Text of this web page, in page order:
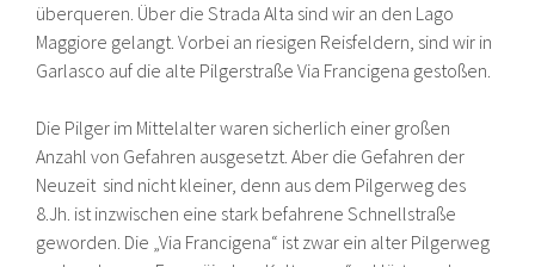
überqueren. Über die Strada Alta sind wir an den Lago
Maggiore gelangt. Vorbei an riesigen Reisfeldern, sind wir in
Garlasco auf die alte Pilgerstraße Via Francigena gestoßen.
Die Pilger im Mittelalter waren sicherlich einer großen
Anzahl von Gefahren ausgesetzt. Aber die Gefahren der
Neuzeit sind nicht kleiner, denn aus dem Pilgerweg des
8.Jh. ist inzwischen eine stark befahrene Schnellstraße
geworden. Die „Via Francigena“ ist zwar ein alter Pilgerweg